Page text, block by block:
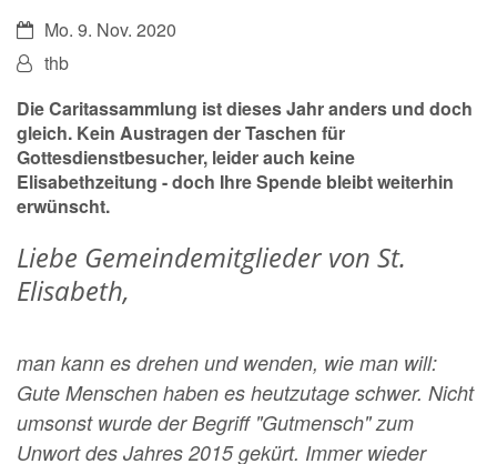
Datum:Mo. 9. Nov. 2020
Von:thb
Die Caritassammlung ist dieses Jahr anders und doch
gleich. Kein Austragen der Taschen für
Gottesdienstbesucher, leider auch keine
Elisabethzeitung - doch Ihre Spende bleibt weiterhin
erwünscht.
Liebe Gemeindemitglieder von St.
Elisabeth,
man kann es drehen und wenden, wie man will:
Gute Menschen haben es heutzutage schwer. Nicht
umsonst wurde der Begriff "Gutmensch" zum
Unwort des Jahres 2015 gekürt. Immer wieder